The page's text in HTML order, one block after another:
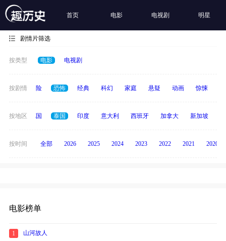
首页 电影 电视剧 明星
剧情片筛选
按类型 电影 电视剧
按剧情
爱情 冒险 恐怖 经典 科幻 家庭 悬疑 动画 惊悚
按地区
韩国 德国 泰国 印度 意大利 西班牙 加拿大 新加坡
按时间 全部 2026 2025 2024 2023 2022 2021 2020
电影榜单
1 山河故人